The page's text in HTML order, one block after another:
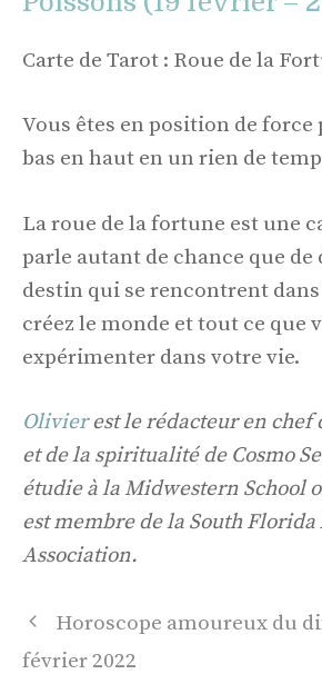
Carte de Tarot : Roue de la
Vous êtes en position de force
bas en haut en un rien de
La roue de la fortune est une
parle autant de chance que de
destin qui se rencontrent
créez le monde et tout ce que
expérimenter dans votre vie.
Olivierest le rédacteur en chef
et de la spiritualité de Cosmo
étudie à la Midwestern School
est membre de la South
Association.
Navigation
des
Horoscope amoureux du
février 2022